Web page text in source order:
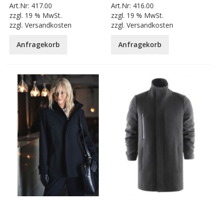
Art.Nr: 417.00
zzgl. 19 % MwSt.
zzgl.Versandkosten
Anfragekorb
Art.Nr: 416.00
zzgl. 19 % MwSt.
zzgl.Versandkosten
Anfragekorb